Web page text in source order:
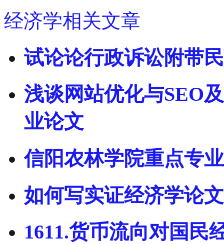
经济学相关文章
试论论行政诉讼附带
浅谈网站优化与SEO
业论文
信阳农林学院重点专业
如何写实证经济学论
1611.货币流向对国民